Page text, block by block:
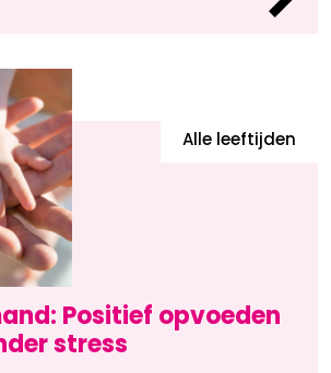
Positief opvoeden
stress
Alle leeftijden